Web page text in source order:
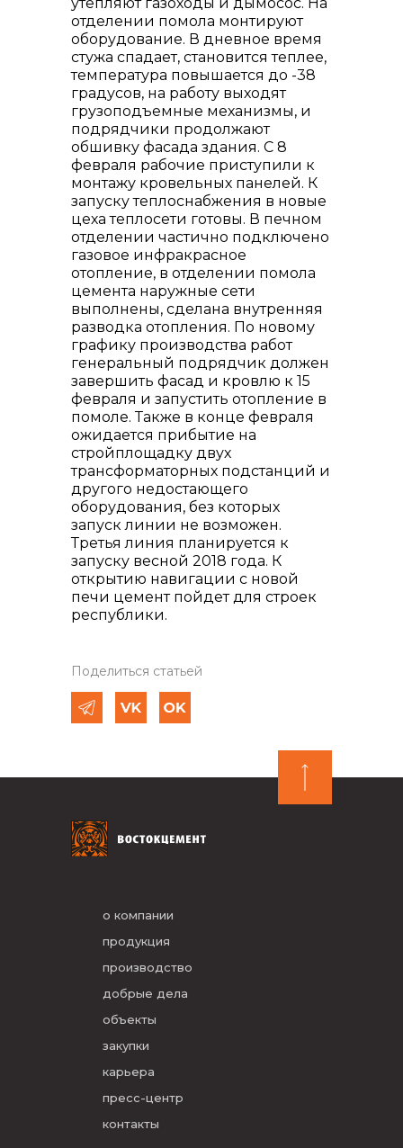
отделении помола монтируют
оборудование. В дневное время
стужа спадает, становится теплее,
температура повышается до -38
градусов, на работу выходят
грузоподъемные механизмы, и
подрядчики продолжают
обшивку фасада здания. С 8
февраля рабочие приступили к
монтажу кровельных панелей. К
запуску теплоснабжения в новые
цеха теплосети готовы. В печном
отделении частично подключено
газовое инфракрасное
отопление, в отделении помола
цемента наружные сети
выполнены, сделана внутренняя
разводка отопления. По новому
графику производства работ
генеральный подрядчик должен
завершить фасад и кровлю к 15
февраля и запустить отопление в
помоле. Также в конце февраля
ожидается прибытие на
стройплощадку двух
трансформаторных подстанций и
другого недостающего
оборудования, без которых
запуск линии не возможен.
Третья линия планируется к
запуску весной 2018 года. К
открытию навигации с новой
печи цемент пойдет для строек
республики.
Поделиться статьей
о компании
продукция
производство
добрые дела
объекты
закупки
карьера
пресс-центр
контакты